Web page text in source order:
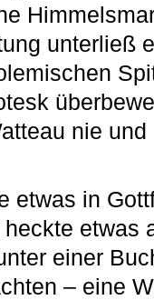
unterließ
nie
etwas in
etwas
einer
– eine